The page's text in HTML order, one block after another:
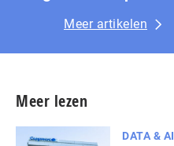
Meer artikelen
Meer lezen
DATA & AI